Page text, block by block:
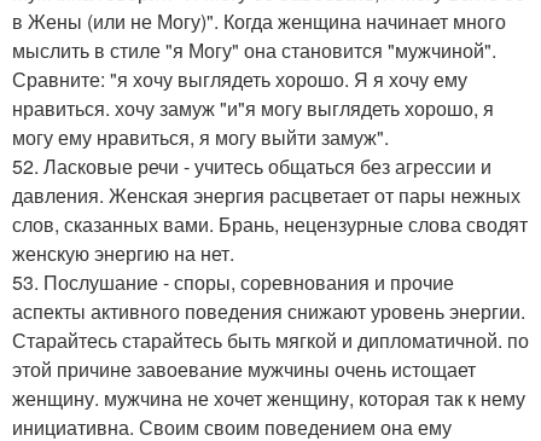
в Жены (или не Могу)". Когда женщина начинает много
мыслить в стиле "я Могу" она становится "мужчиной".
Сравните: "я хочу выглядеть хорошо. Я я хочу ему
нравиться. хочу замуж "и"я могу выглядеть хорошо, я
могу ему нравиться, я могу выйти замуж".
52. Ласковые речи - учитесь общаться без агрессии и
давления. Женская энергия расцветает от пары нежных
слов, сказанных вами. Брань, нецензурные слова сводят
женскую энергию на нет.
53. Послушание - споры, соревнования и прочие
аспекты активного поведения снижают уровень энергии.
Старайтесь старайтесь быть мягкой и дипломатичной. по
этой причине завоевание мужчины очень истощает
женщину. мужчина не хочет женщину, которая так к нему
инициативна. Своим своим поведением она ему